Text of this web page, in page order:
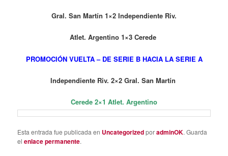
Gral. San Martín 1×2 Independiente Riv.
Atlet. Argentino 1×3 Cerede
PROMOCIÓN VUELTA – DE SERIE B HACIA LA SERIE A
Independiente Riv. 2×2 Gral. San Martín
Cerede 2×1 Atlet. Argentino
Esta entrada fue publicada en UncategorizedporadminOK. Guarda
elenlace permanente.